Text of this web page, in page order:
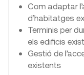
Com adaptar
d’habitatges
Terminis per
els edificis
Gestió de
existents